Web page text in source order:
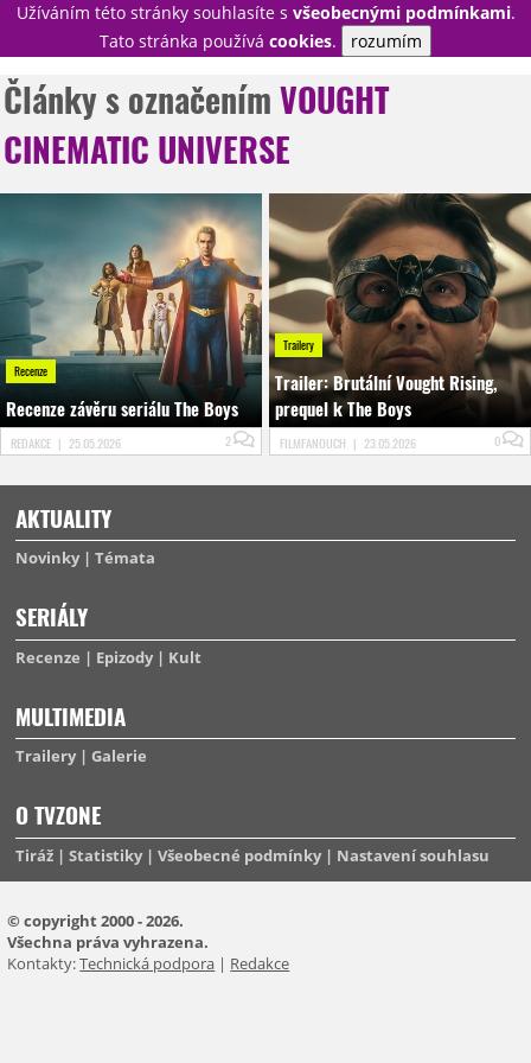
Užíváním této stránky souhlasíte s všeobecnými podmínkami.
Tato stránka používá cookies. rozumím
PŘIHLÁSIT
RECENZE
EPIZODY
TRAILERY
GALERIE
DISKUZE
STATISTIKY
TIRÁŽ
Články s označenímVOUGHT
CINEMATIC UNIVERSE
Recenze
Recenze závěru seriálu The Boys
REDAKCE | 25.05.2026 2
Trailery
Trailer: Brutální Vought Rising,
prequel k The Boys
FILMFANOUCH | 23.05.2026 0
AKTUALITY
Novinky Témata
SERIÁLY
Recenze Epizody Kult
MULTIMEDIA
Trailery Galerie
O TVZONE
Tiráž Statistiky Všeobecné podmínky Nastavení souhlasu
© copyright 2000 - 2026.
Všechna práva vyhrazena.
Kontakty:Technická podpora | Redakce